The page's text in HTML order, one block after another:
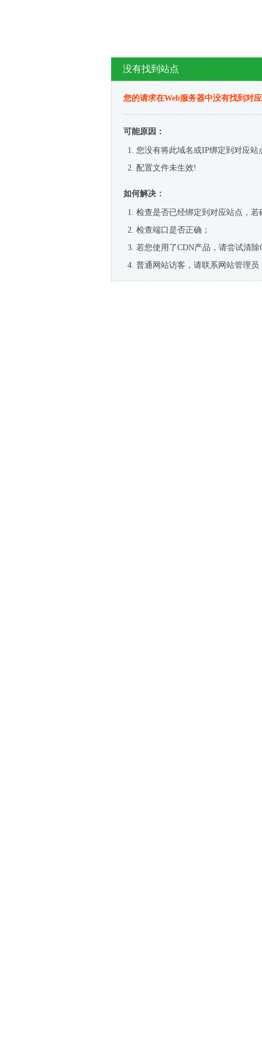
没有找到站点
您的请求在Web服务器中没有找到对
可能原因：
您没有将此域名或IP绑定到对应站
配置文件未生效!
如何解决：
检查是否已经绑定到对应站点，
检查端口是否正确；
若您使用了CDN产品，请尝试清除
普通网站访客，请联系网站管理员